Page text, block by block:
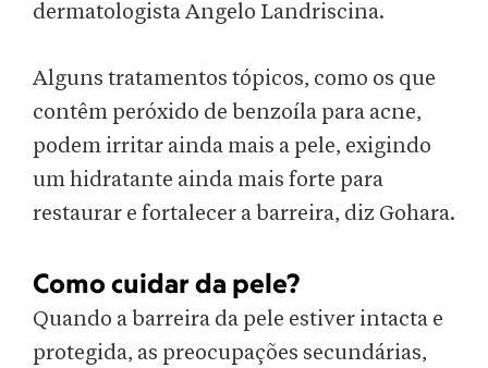
dermatologista Angelo Landriscina.
Alguns tratamentos tópicos, como os que
contêm peróxido de benzoíla para acne,
podem irritar ainda mais a pele, exigindo
um hidratante ainda mais forte para
restaurar e fortalecer a barreira, diz Gohara.
Como cuidar da pele?
Quando a barreira da pele estiver intacta e
protegida, as preocupações secundárias,